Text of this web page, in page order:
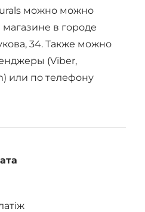
можно можно
в городе
34. Также можно
(Viber,
или по телефону